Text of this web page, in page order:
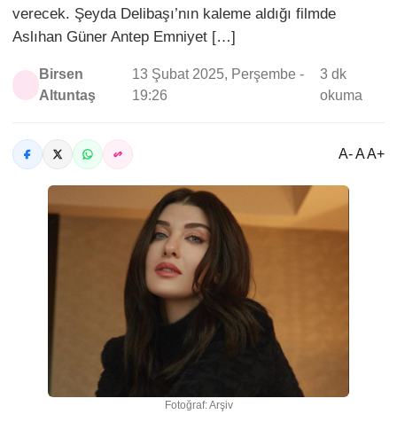
verecek. Şeyda Delibaşı’nın kaleme aldığı filmde
Aslıhan Güner Antep Emniyet […]
Birsen
Altuntaş
13 Şubat 2025, Perşembe -
19:26
3 dk
okuma
A- A A+
Fotoğraf: Arşiv